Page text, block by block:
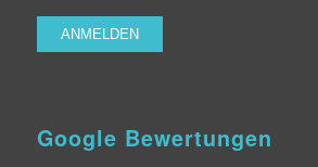
Google Bewertungen